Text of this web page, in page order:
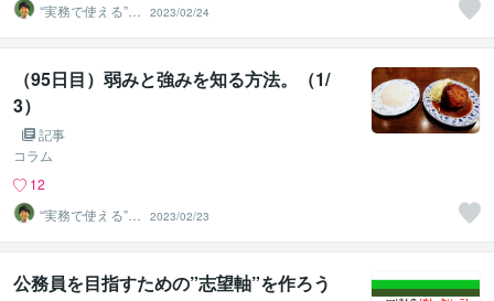
“実務で使える”改
善パートナー／
かめきち
2023/02/24
（95日目）弱みと強みを知る方法。（1/
3）
記事
コラム
12
“実務で使える”改
善パートナー／
かめきち
2023/02/23
公務員を目指すための”志望軸”を作ろう